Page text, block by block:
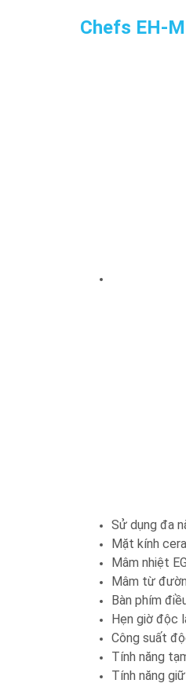
Chefs EH-
Sử dụng đa
Mặt kính
Mâm nhiệt
Mâm từ
Bàn phím
Hẹn giờ độc
Công suất
Tính năng
Tính năng